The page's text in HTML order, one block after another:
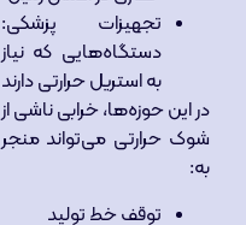
تجهیزات پزشکی:
دستگاه‌هایی که نیاز
به استریل حرارتی دارند
در این حوزه‌ها، خرابی ناشی از
شوک حرارتی می‌تواند منجر
به:
توقف خط تولید